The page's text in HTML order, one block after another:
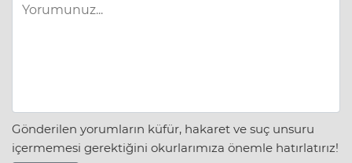
Gönderilen yorumların küfür, hakaret ve suç unsuru
içermemesi gerektiğini okurlarımıza önemle hatırlatırız!